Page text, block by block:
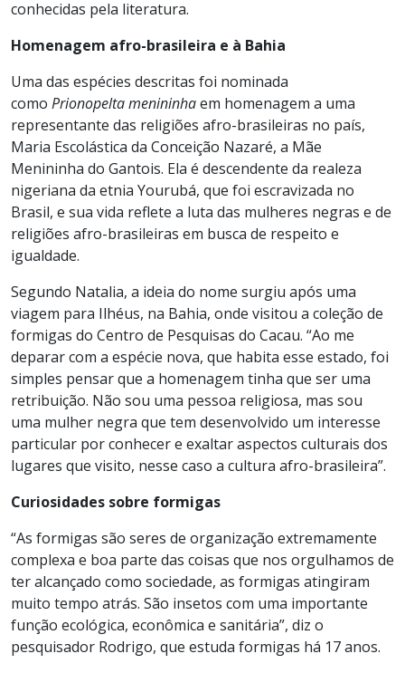
conhecidas pela literatura.
Homenagem afro-brasileira e à Bahia
Uma das espécies descritas foi nominada
como Prionopelta menininhaem homenagem a uma
representante das religiões afro-brasileiras no país,
Maria Escolástica da Conceição Nazaré, a Mãe
Menininha do Gantois. Ela é descendente da realeza
nigeriana da etnia Yourubá, que foi escravizada no
Brasil, e sua vida reflete a luta das mulheres negras e de
religiões afro-brasileiras em busca de respeito e
igualdade.
Segundo Natalia, a ideia do nome surgiu após uma
viagem para Ilhéus, na Bahia, onde visitou a coleção de
formigas do Centro de Pesquisas do Cacau. “Ao me
deparar com a espécie nova, que habita esse estado, foi
simples pensar que a homenagem tinha que ser uma
retribuição. Não sou uma pessoa religiosa, mas sou
uma mulher negra que tem desenvolvido um interesse
particular por conhecer e exaltar aspectos culturais dos
lugares que visito, nesse caso a cultura afro-brasileira”.
Curiosidades sobre formigas
“As formigas são seres de organização extremamente
complexa e boa parte das coisas que nos orgulhamos de
ter alcançado como sociedade, as formigas atingiram
muito tempo atrás. São insetos com uma importante
função ecológica, econômica e sanitária”, diz o
pesquisador Rodrigo, que estuda formigas há 17 anos.